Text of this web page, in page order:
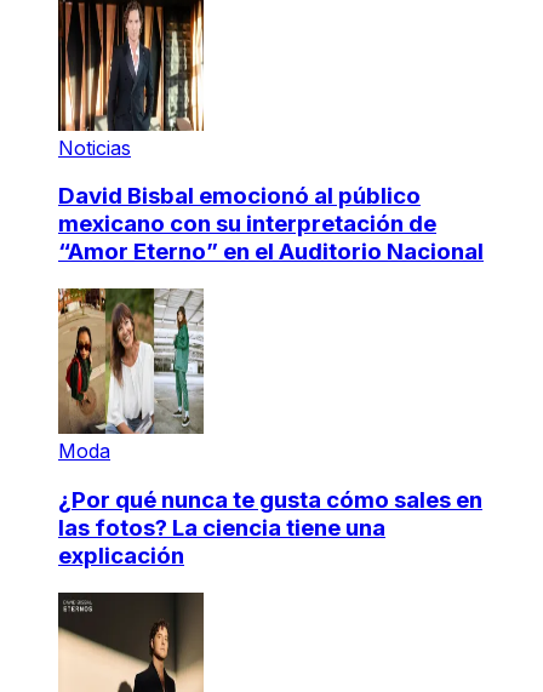
Noticias
David Bisbal emocionó al público
mexicano con su interpretación de
“Amor Eterno” en el Auditorio Nacional
Moda
¿Por qué nunca te gusta cómo sales en
las fotos? La ciencia tiene una
explicación